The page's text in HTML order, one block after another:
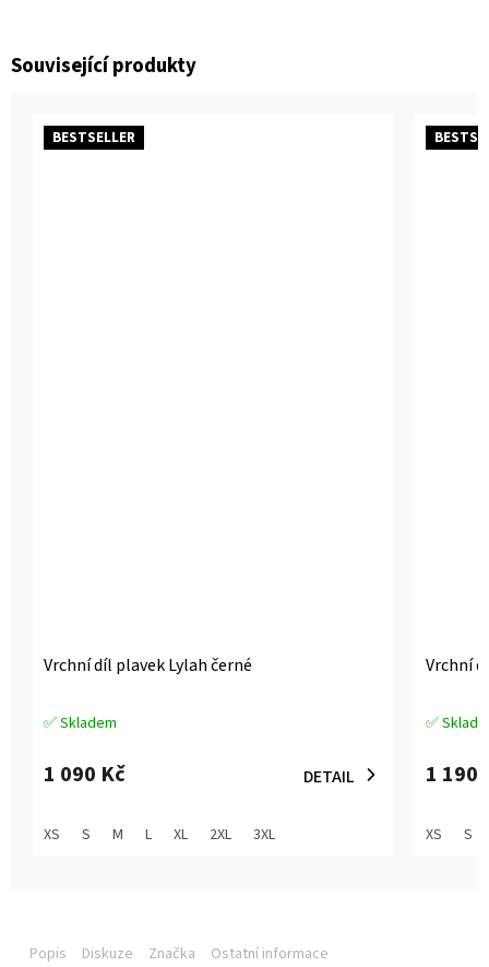
Související produkty
BESTSELLER
Vrchní díl plavek Lylah černé
Průměrné
produktu
je
z
✅ Skladem
1 090 Kč DETAIL
XS S M L XL 2XL 3XL
Vrchní
Průměrné
produktu
je
z
✅
1 190
XS S
Popis Diskuze Značka Ostatní informace